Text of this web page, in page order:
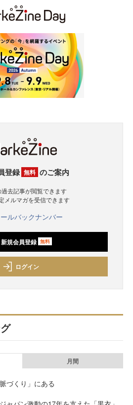
登録 無料 のご案内
過去記事が閲覧できます
メルマガを受信できます
ールバックナンバー
新規会員登録 無料
ログイン
月間
づくり」にある